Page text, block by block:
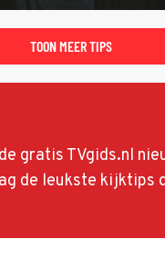
om hem de stad door te
TOON MEER TIPS
gratis TVgids.nl
de leukste kijktips